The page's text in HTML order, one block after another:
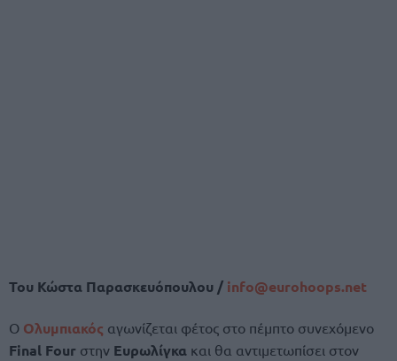
Του Κώστα Παρασκευόπουλου / info@eurohoops.net
Ο Ολυμπιακός αγωνίζεται φέτος στο πέμπτο συνεχόμενο
Final Four στην Ευρωλίγκα και θα αντιμετωπίσει στον